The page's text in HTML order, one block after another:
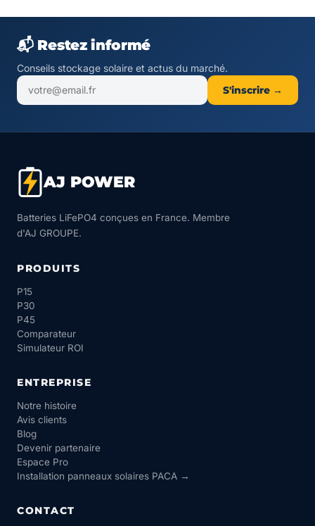
📬 Restez informé
Conseils stockage solaire et actus du marché.
S'inscrire →
AJ POWER
Batteries LiFePO4 conçues en France. Membre
d'AJ GROUPE.
PRODUITS
P15
P30
P45
Comparateur
Simulateur ROI
ENTREPRISE
Notre histoire
Avis clients
Blog
Devenir partenaire
Espace Pro
Installation panneaux solaires PACA →
CONTACT